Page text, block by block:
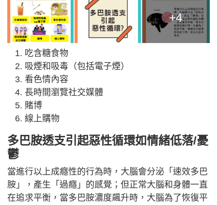
+4
吃含糖食物
吸煙和吸毒（包括電子煙）
看色情內容
長時間瀏覽社交媒體
賭博
線上購物
多巴胺透支引起惡性循環如情緒低落/憂
鬱
當進行以上成癮性的行為時，大腦會分泌「速效多巴
胺」，產生「過癮」的感覺；但正常大腦和身體一直
在追求平衡，當多巴胺濃度飆升時，大腦為了恢復平